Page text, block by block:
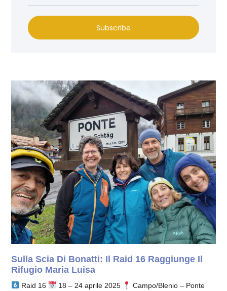
Subscribe
Sulla Scia Di Bonatti: Il Raid 16 Raggiunge Il
Rifugio Maria Luisa
Raid 16 18 – 24 aprile 2025
Campo/Blenio – Ponte